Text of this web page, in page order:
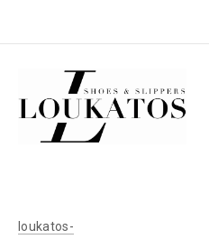
loukatos-
shoes.gr
loukatos-